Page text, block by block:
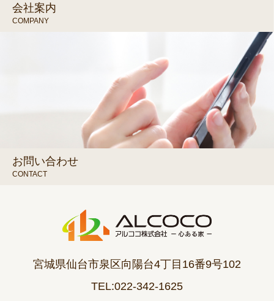
会社案内
COMPANY
お問い合わせ
CONTACT
宮城県仙台市泉区向陽台4丁目16番9号102
TEL:022-342-1625